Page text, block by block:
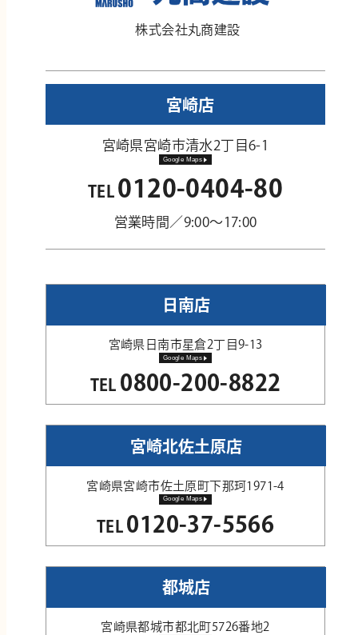
株式会社丸商建設
宮崎店
宮崎県宮崎市清水2丁目6-1
Google Maps
TEL 0120-0404-80
営業時間／9:00～17:00
日南店
宮崎県日南市星倉2丁目9-13
Google Maps
TEL 0800-200-8822
宮崎北佐土原店
宮崎県宮崎市佐土原町下那珂1971-4
Google Maps
TEL 0120-37-5566
都城店
宮崎県都城市都北町5726番地2